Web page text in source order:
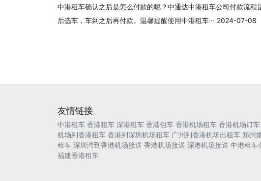
中港租车确认之后是怎么付款的呢？中通达中港租车公司付款流程
后选车，车到之后再付款。温馨提醒使用中港租车··· 2024-07-08
友情链接
中港租车 香港租车 深港租车 香港包车 香港机场租车 香港机场订车
机场到香港租车 香港到深圳机场租车 广州到香港机场出租车 郑州
租车 深圳湾到香港机场接送 香港机场接送 深港机场接送 中港租车
福建香港租车